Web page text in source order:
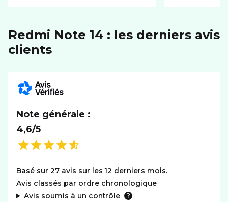
RÉSEAU
Réseaux
Système
Redmi Note 14 : les derniers avis
clients
Note générale :
4,6/5
Basé sur 27 avis sur les 12 derniers mois.
Avis classés par ordre chronologique
Avis soumis à un contrôle